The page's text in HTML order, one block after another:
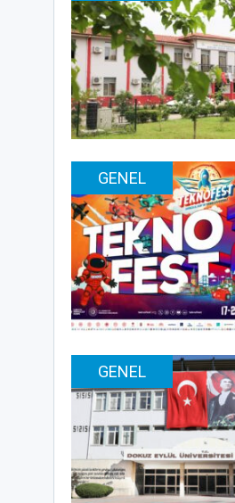
GENEL
GENEL